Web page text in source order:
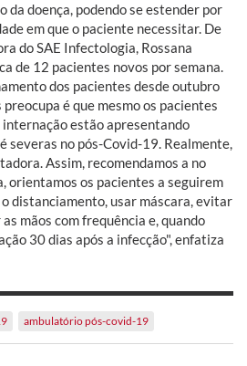
da doença, podendo se estender por
em que o paciente necessitar. De
do SAE Infectologia, Rossana
de 12 pacientes novos por semana.
dos pacientes desde outubro
é que mesmo os pacientes
estão apresentando
severas no pós-Covid-19. Realmente,
Assim, recomendamos a no
orientamos os pacientes a seguirem
distanciamento, usar máscara, evitar
mãos com frequência e, quando
30 dias após a infecção", enfatiza
ambulatório pós-covid-19